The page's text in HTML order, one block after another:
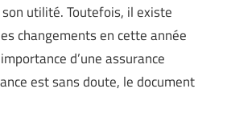
utilité. Toutefois, il existe
changements en cette année
d’une assurance
est sans doute, le document